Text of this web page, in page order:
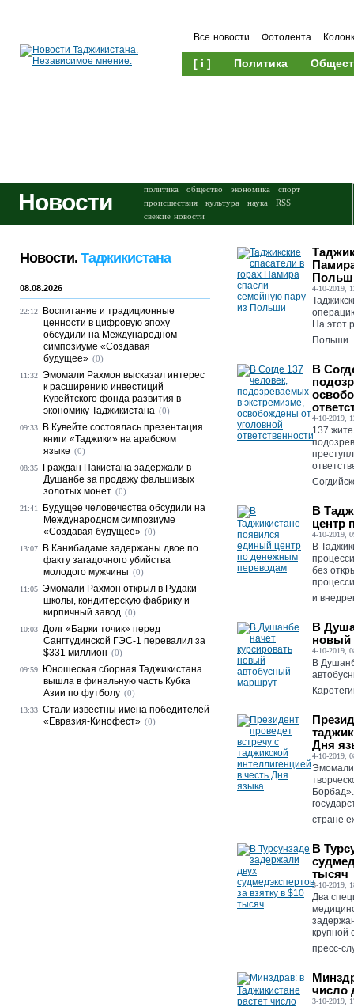
Все новости Фотолента
[ i ] Политика
Новости политика общество экономика
спорт
происшествия
культура наука
RSS
свежие новости
4-10-2019,
На этот
В
4-10-2019,
137
В
центр
4-10-2019,
В
без
и
В
новый
4-10-2019,
В
Дня
4-10-2019,
Эмомали
стране
В
тысяч
3-10-2019,
Два
крупной
пресс-
число
3-10-2019,
Новости. Таджикистана
08.08.2026
22:12
Воспитание и традиционные
ценности в цифровую эпоху
обсудили на Международном
симпозиуме «Создавая
будущее» (0)
11:32 Эмомали Рахмон высказал интерес
к расширению инвестиций
Кувейтского фонда развития в
экономику Таджикистана (0)
09:33
В Кувейте состоялась презентация
книги «Таджики» на арабском
языке (0)
08:35
Граждан Пакистана задержали в
Душанбе за продажу фальшивых
золотых монет (0)
21:41
Будущее человечества обсудили на
Международном симпозиуме
«Создавая будущее» (0)
13:07
В Канибадаме задержаны двое по
факту загадочного убийства
молодого мужчины (0)
11:05 Эмомали Рахмон открыл в Рудаки
школы, кондитерскую фабрику и
кирпичный завод (0)
10:03 Долг «Барки точик» перед
Сангтудинской ГЭС-1 перевалил за
$331 миллион (0)
09:59
Юношеская сборная Таджикистана
вышла в финальную часть Кубка
Азии по футболу (0)
13:33 Стали известны имена победителей
«Евразия-Кинофест» (0)